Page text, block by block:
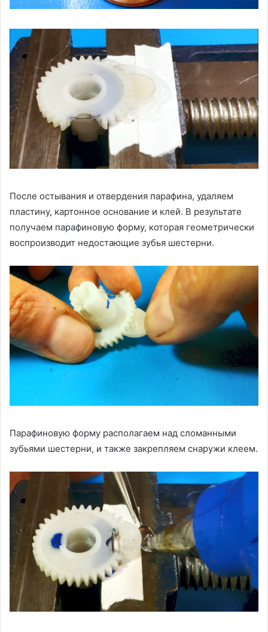
После остывания и отвердения парафина, удаляем
пластину, картонное основание и клей. В результате
получаем парафиновую форму, которая геометрически
воспроизводит недостающие зубья шестерни.
Парафиновую форму располагаем над сломанными
зубьями шестерни, и также закрепляем снаружи клеем.